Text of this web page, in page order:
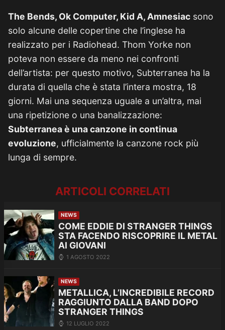
The Bends, Ok Computer, Kid A, Amnesiac sono
solo alcune delle copertine che l’inglese ha
realizzato per i Radiohead. Thom Yorke non
poteva non essere da meno nei confronti
dell’artista: per questo motivo, Subterranea ha la
durata di quella che è stata l’intera mostra, 18
giorni. Mai una sequenza uguale a un’altra, mai
una ripetizione o una banalizzazione:
Subterranea è una canzone in continua
evoluzione, ufficialmente la canzone rock più
lunga di sempre.
ARTICOLI CORRELATI
NEWS
COME EDDIE DI STRANGER THINGS
STA FACENDO RISCOPRIRE IL METAL
AI GIOVANI
1 AGOSTO 2022
NEWS
METALLICA, L’INCREDIBILE RECORD
RAGGIUNTO DALLA BAND DOPO
STRANGER THINGS
12 LUGLIO 2022